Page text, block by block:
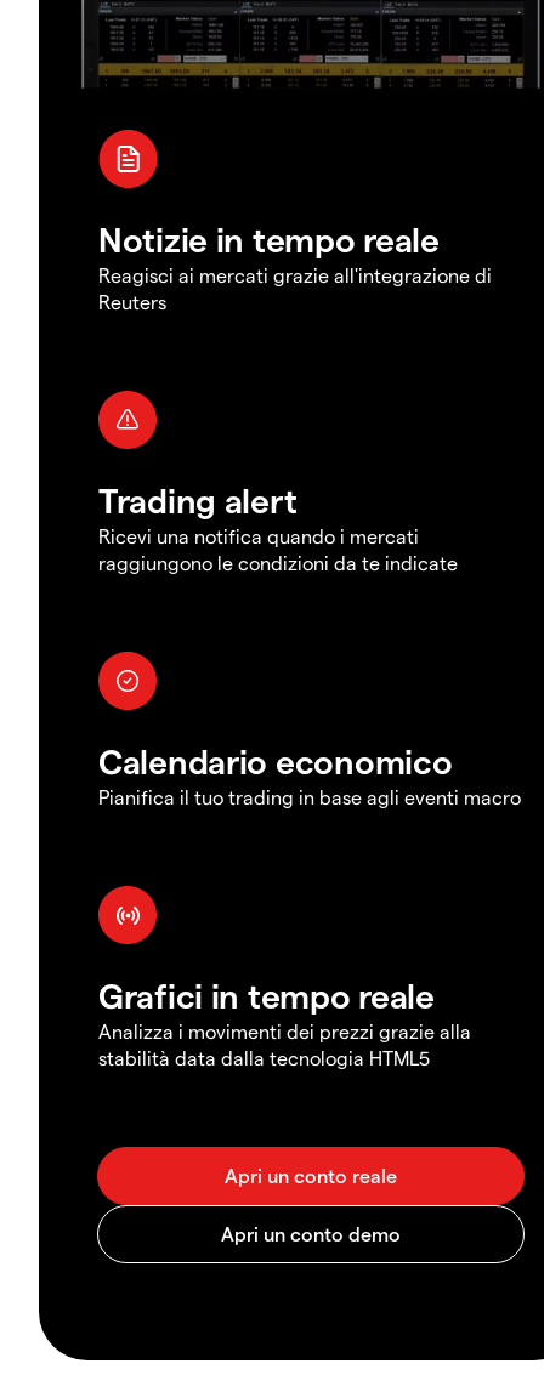
Notizie in tempo reale
Reagisci ai mercati grazie all'integrazione di
Reuters
Trading alert
Ricevi una notifica quando i mercati
raggiungono le condizioni da te indicate
Calendario economico
Pianifica il tuo trading in base agli eventi macro
Grafici in tempo reale
Analizza i movimenti dei prezzi grazie alla
stabilità data dalla tecnologia HTML5